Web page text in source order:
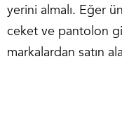
yerini almalı. Eğer
ceket ve pantolon
markalardan satın